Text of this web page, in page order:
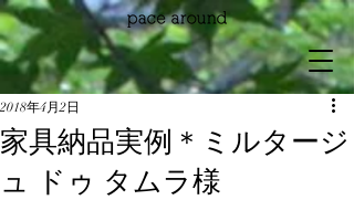
家具納品実例＊ミルタージ
ュ ドゥ タムラ様
2018年4月2日